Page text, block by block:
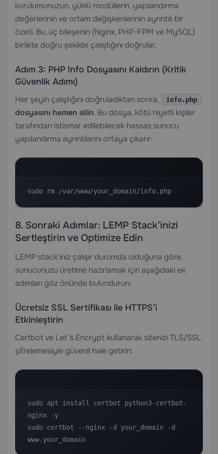
kurulumunuzun, yüklü modüllerin, yapılandırma
değerlerinin ve ortam değişkenlerinin ayrıntılı bir
özeti. Bu, üç bileşenin (Nginx, PHP-FPM ve MySQL)
birlikte doğru şekilde çalıştığını doğrular.
Adım 3: PHP Info Dosyasını Kaldırın (Kritik
Güvenlik Adımı)
Her şeyin çalıştığını doğruladıktan sonra, info.php
dosyasını hemen silin. Bu dosya, kötü niyetli kişiler
tarafından istismar edilebilecek hassas sunucu
yapılandırma ayrıntılarını ortaya çıkarır:
sudo rm /var/www/your_domain/info.php
8. Sonraki Adımlar: LEMP Stack’inizi
Sertleştirin ve Optimize Edin
LEMP stack’iniz çalışır durumda olduğuna göre,
sunucunuzu üretime hazırlamak için aşağıdaki ek
adımları göz önünde bulundurun:
Ücretsiz SSL Sertifikası ile HTTPS’i
Etkinleştirin
Certbot ve Let’s Encrypt kullanarak sitenizi TLS/SSL
şifrelemesiyle güvenli hale getirin:
sudo apt install certbot python3-certbot-
nginx -y
sudo certbot --nginx -d your_domain -d
www.your_domain